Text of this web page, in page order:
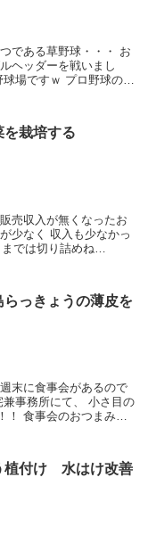
である草野球・・・ お
ヘッダーを戦いまし
場ですｗ プロ野球のキ
を栽培する
売収入が無くなったお
少なく 収入も少なかっ
では切り詰めね
っきょうの薄皮を
末に食事会があるので
事務所にて、 小さ目の
食事会のおつまみに♪
植付け 水はけ改善